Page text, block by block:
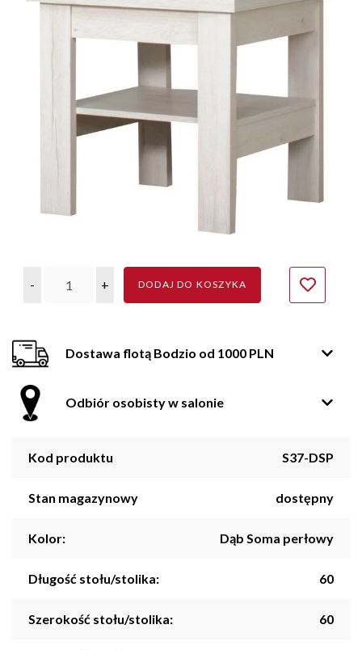
- + DODAJ DO KOSZYKA
Dostawa flotą Bodzio od 1000 PLN
Odbiór osobisty w salonie
Kod produktu S37-DSP
Stan magazynowy dostępny
Kolor: Dąb Soma perłowy
Długość stołu/stolika: 60
Szerokość stołu/stolika: 60